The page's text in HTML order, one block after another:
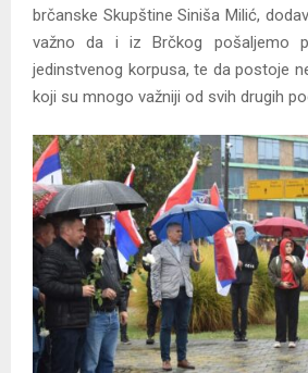
brčanske Skupštine Siniša Milić,
važno da i iz Brčkog pošaljemo
jedinstvenog korpusa, te da postoje
koji su mnogo važniji od svih drugih